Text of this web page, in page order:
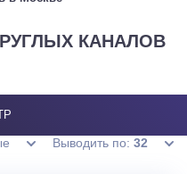
КАНАЛОВ
Выводить по: 32